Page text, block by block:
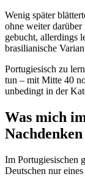
Wenig später
ohne weiter darüber
gebucht, allerdings
brasilianische
Portugiesisch zu
tun – mit Mitte 40
unbedingt in der
Was mich
Im Portugiesischen
Deutschen nur